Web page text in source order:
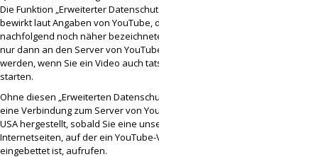
Die Funktion „Erweiterter Datenschutzmodus“
bewirkt laut Angaben von YouTube, dass die
nachfolgend noch näher bezeichneten Daten
nur dann an den Server von YouTube übermittelt
werden, wenn Sie ein Video auch tatsächlich
starten.
Ohne diesen „Erweiterten Datenschutz“ wird
eine Verbindung zum Server von YouTube in den
USA hergestellt, sobald Sie eine unserer
Internetseiten, auf der ein YouTube-Video
eingebettet ist, aufrufen.